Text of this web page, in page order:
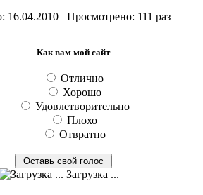
Просмотрено: 111 раз
Как вам мой сайт
Отлично
Хорошо
Удовлетворительно
Плохо
Отвратно
Загрузка ...